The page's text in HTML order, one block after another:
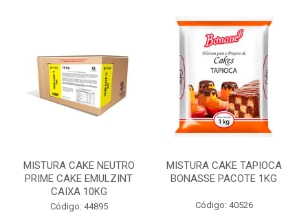
MISTURA CAKE NEUTRO
PRIME CAKE EMULZINT
CAIXA 10KG
Código: 44895
MISTURA CAKE TAPIOCA
BONASSE PACOTE 1KG
Código: 40526